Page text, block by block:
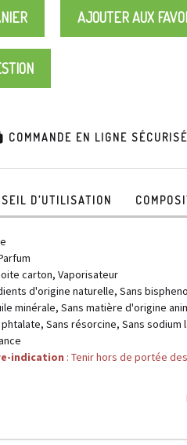
AJOUTER AUX
COMMANDE EN LIGNE
D’UTILISATION
carton, Vaporisateur
d'origine naturelle, Sans
minérale, Sans matière d'origine
Sans résorcine, Sans sodium
indication : Tenir hors de portée